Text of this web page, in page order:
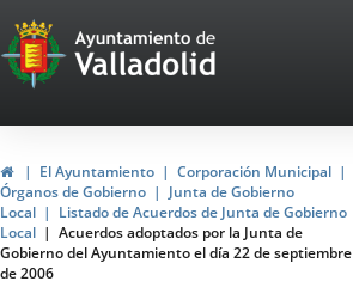
Portal
Web
del
Ayuntamiento
de
Valladolid
HomeEl Ayuntamiento
Corporación Municipal
Órganos de Gobierno
Junta de Gobierno
Local
Listado de Acuerdos de Junta de Gobierno
Local
Acuerdos adoptados por la Junta de
Gobierno del Ayuntamiento el día 22 de septiembre
de 2006